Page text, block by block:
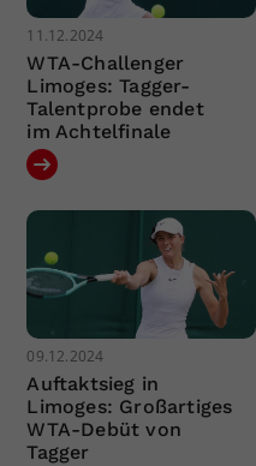
11.12.2024
WTA-Challenger
Limoges: Tagger-
Talentprobe endet
im Achtelfinale
09.12.2024
Auftaktsieg in
Limoges: Großartiges
WTA-Debüt von
Tagger